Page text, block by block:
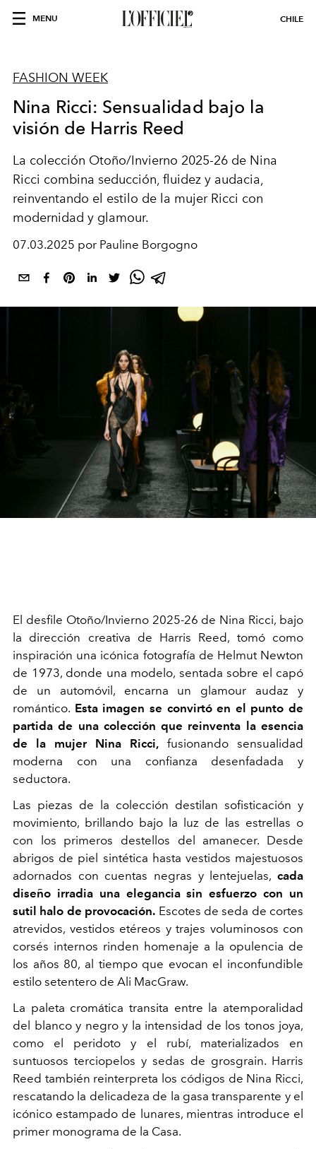
MENU CHILE
FASHION WEEK
Nina Ricci: Sensualidad bajo la
visión de Harris Reed
La colección Otoño/Invierno 2025-26 de Nina
Ricci combina seducción, fluidez y audacia,
reinventando el estilo de la mujer Ricci con
modernidad y glamour.
07.03.2025 por Pauline Borgogno
El desfile Otoño/Invierno 2025-26 de Nina Ricci, bajo
la dirección creativa de Harris Reed, tomó como
inspiración una icónica fotografía de Helmut Newton
de 1973, donde una modelo, sentada sobre el capó
de un automóvil, encarna un glamour audaz y
romántico. Esta imagen se convirtó en el punto de
partida de una colección que reinventa la esencia
de la mujer Nina Ricci, fusionando sensualidad
moderna con una confianza desenfadada y
seductora.
Las piezas de la colección destilan sofisticación y
movimiento, brillando bajo la luz de las estrellas o
con los primeros destellos del amanecer. Desde
abrigos de piel sintética hasta vestidos majestuosos
adornados con cuentas negras y lentejuelas, cada
diseño irradia una elegancia sin esfuerzo con un
sutil halo de provocación. Escotes de seda de cortes
atrevidos, vestidos etéreos y trajes voluminosos con
corsés internos rinden homenaje a la opulencia de
los años 80, al tiempo que evocan el inconfundible
estilo setentero de Ali MacGraw.
La paleta cromática transita entre la atemporalidad
del blanco y negro y la intensidad de los tonos joya,
como el peridoto y el rubí, materializados en
suntuosos terciopelos y sedas de grosgrain. Harris
Reed también reinterpreta los códigos de Nina Ricci,
rescatando la delicadeza de la gasa transparente y el
icónico estampado de lunares, mientras introduce el
primer monograma de la Casa.